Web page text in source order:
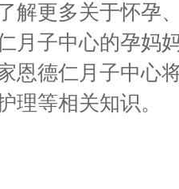
更多关于怀孕、
月子中心的孕妈
恩德仁月子中心
理等相关知识。